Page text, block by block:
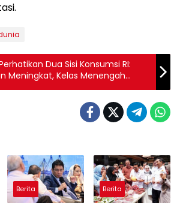
Dua Sisi Konsumsi RI:
Meningkat, Kelas Menengah
Berita Berita